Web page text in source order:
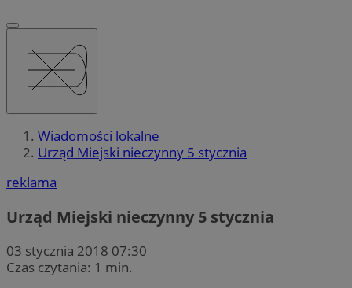
Wiadomości lokalne
Urząd Miejski nieczynny 5 stycznia
reklama
Urząd Miejski nieczynny 5 stycznia
03 stycznia 2018 07:30
Czas czytania: 1 min.